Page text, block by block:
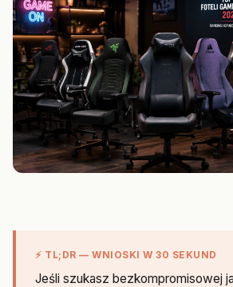
⚡ TL;DR — WNIOSKI W 30 SEKUND
Jeśli szukasz bezkompromisowej